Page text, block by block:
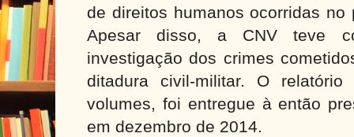
de direitos humanos ocorridas
Apesar disso, a CNV teve
investigação dos crimes
ditadura civil-militar. O
volumes, foi entregue à então
em dezembro de 2014.